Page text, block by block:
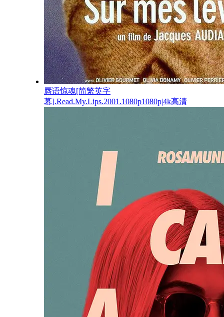
唇语惊魂[简繁英字
幕].Read.My.Lips.2001.1080p1080p|4k高清